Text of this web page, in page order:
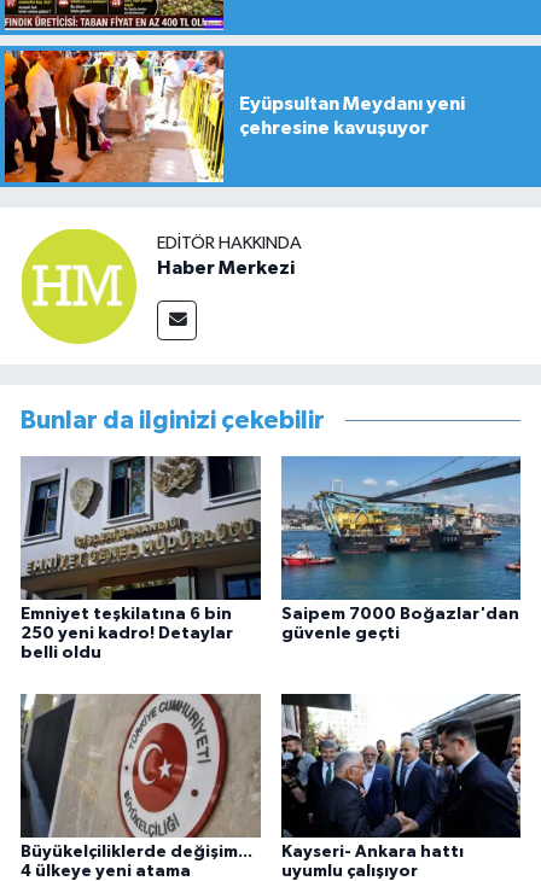
Eyüpsultan Meydanı yeni
çehresine kavuşuyor
EDITÖR HAKKINDA
Haber Merkezi
Bunlar da ilginizi çekebilir
Emniyet teşkilatına 6 bin
250 yeni kadro! Detaylar
belli oldu
Saipem 7000 Boğazlar'dan
güvenle geçti
Büyükelçiliklerde değişim...
4 ülkeye yeni atama
Kayseri- Ankara hattı
uyumlu çalışıyor